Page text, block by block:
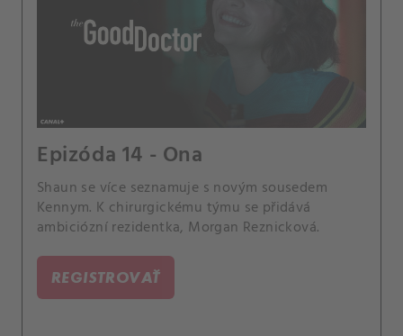
Epizóda 14 - Ona
Shaun se více seznamuje s novým sousedem
Kennym. K chirurgickému týmu se přidává
ambiciózní rezidentka, Morgan Reznicková.
REGISTROVAŤ